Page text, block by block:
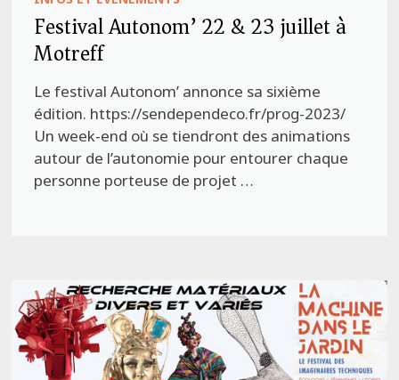
Festival Autonom’ 22 & 23 juillet à
Motreff
Le festival Autonom’ annonce sa sixième
édition. https://sendependeco.fr/prog-2023/
Un week-end où se tiendront des animations
autour de l’autonomie pour entourer chaque
personne porteuse de projet …